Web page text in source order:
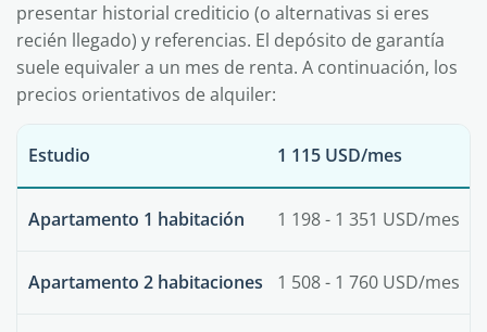
presentar historial crediticio (o alternativas si eres
recién llegado) y referencias. El depósito de garantía
suele equivaler a un mes de renta. A continuación, los
precios orientativos de alquiler:
Estudio 1 115 USD/mes
Apartamento 1 habitación 1 198 - 1 351 USD/mes
Apartamento 2 habitaciones 1 508 - 1 760 USD/mes